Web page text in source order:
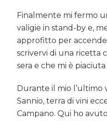
con
nocciole
e
fior
di
latte
Finalmente mi fermo
valigie in stand-by e,
approfitto per
scrivervi di una ricetta
sera e che mi è
Durante il mio l’ultimo
Sannio, terra di vini
Campano. Qui ho